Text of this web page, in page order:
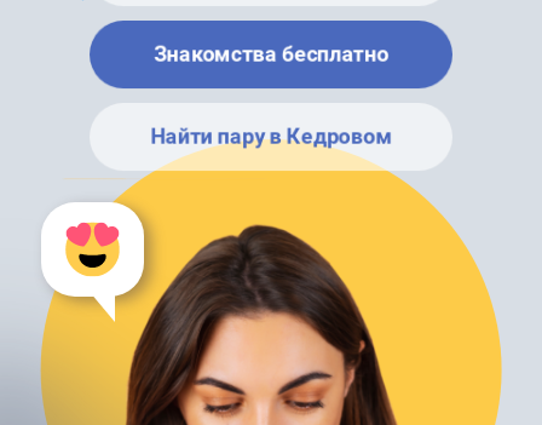
Знакомства бесплатно
Найти пару в Кедровом